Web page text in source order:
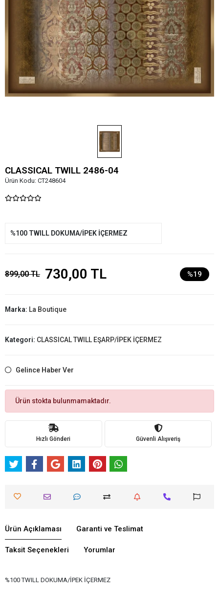
CLASSICAL TWILL 2486-04
Ürün Kodu: CT248604
%100 TWILL DOKUMA/İPEK İÇERMEZ
899,00 TL 730,00 TL %19
Marka: La Boutique
Kategori: CLASSICAL TWILL EŞARP/İPEK İÇERMEZ
Gelince Haber Ver
Ürün stokta bulunmamaktadır.
Hızlı Gönderi Güvenli Alışveriş
Ürün Açıklaması Garanti ve Teslimat
Taksit Seçenekleri Yorumlar
%100 TWILL DOKUMA/İPEK İÇERMEZ